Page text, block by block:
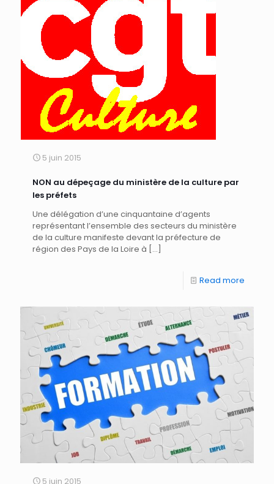
5 juin 2015
NON au dépeçage du ministère de la culture par
les préfets
Une délégation d’une cinquantaine d’agents
représentant l’ensemble des secteurs du ministère
de la culture manifeste devant la préfecture de
région des Pays de la Loire à […]
Read more
5 juin 2015